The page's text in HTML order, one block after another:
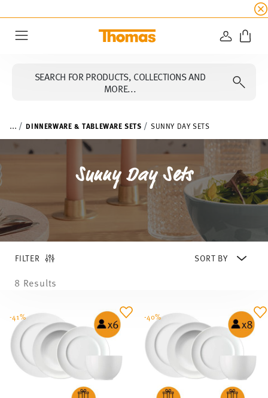
all
LOGIN
SEARCH FOR PRODUCTS, COLLECTIONS AND
MORE...
... DINNERWARE & TABLEWARE SETS SUNNY DAY SETS
Sunny Day Sets
FILTER
8 Results
-41% -40%